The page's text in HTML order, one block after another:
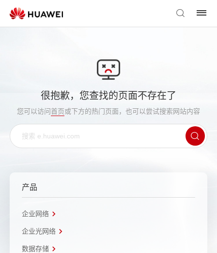
很抱歉，您查找的页面不存在了
您可以访问首页或下方的热门页面，也可以尝试搜索网站内容
产品
企业网络
企业光网络
数据存储